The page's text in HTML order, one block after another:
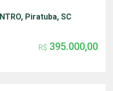
Piratuba, SC
R$ 395.000,00